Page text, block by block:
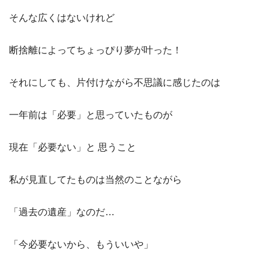
そんな広くはないけれど
断捨離によってちょっぴり夢が叶った！
それにしても、片付けながら不思議に感じたのは
一年前は「必要」と思っていたものが
現在「必要ない」と 思うこと
私が見直してたものは当然のことながら
「過去の遺産」なのだ…
「今必要ないから、もういいや」